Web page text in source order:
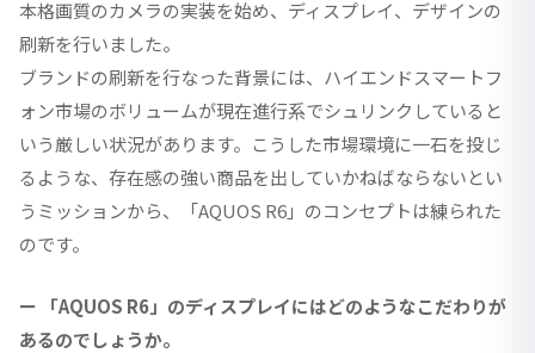
本格画質のカメラの実装を始め、ディスプレイ、デザインの
刷新を行いました。
ブランドの刷新を行なった背景には、ハイエンドスマートフ
ォン市場のボリュームが現在進行系でシュリンクしていると
いう厳しい状況があります。こうした市場環境に一石を投じ
るような、存在感の強い商品を出していかねばならないとい
うミッションから、「AQUOS R6」のコンセプトは練られた
のです。
ー 「AQUOS R6」のディスプレイにはどのようなこだわりが
あるのでしょうか。